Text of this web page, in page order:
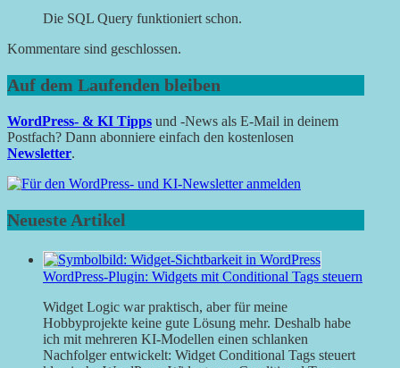
Die SQL Query funktioniert schon.
Kommentare sind geschlossen.
Auf dem Laufenden bleiben
WordPress- & KI Tipps und -News als E-Mail in deinem
Postfach? Dann abonniere einfach den kostenlosen
Newsletter.
Neueste Artikel
WordPress-Plugin: Widgets mit Conditional Tags steuern
Widget Logic war praktisch, aber für meine
Hobbyprojekte keine gute Lösung mehr. Deshalb habe
ich mit mehreren KI-Modellen einen schlanken
Nachfolger entwickelt: Widget Conditional Tags steuert